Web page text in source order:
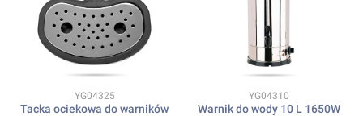
Kod produktu
YG04325
Tacka ociekowa do warników
Kod produktu
YG04310
Warnik do wody 10 L 1650W